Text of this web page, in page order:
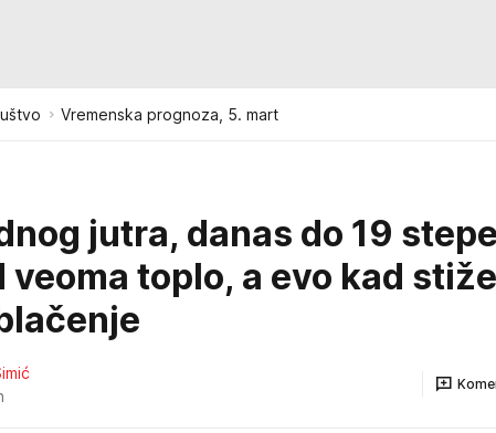
Vremenska prognoza, 5. mart
jutra, danas do 19
veoma toplo, a evo kad stiže